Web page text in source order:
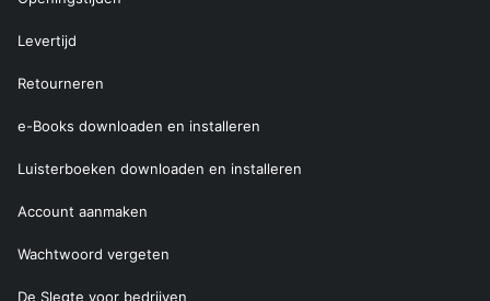
Levertijd
Retourneren
e-Books downloaden en installeren
Luisterboeken downloaden en installeren
Account aanmaken
Wachtwoord vergeten
De Slegte voor bedrijven